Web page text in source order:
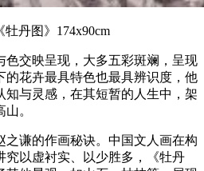
丹图》174x90cm
色交映呈现，大多五彩斑斓，呈现
的花卉最具特色也最具辨识度，他
知与灵感，在其短暂的人生中，架
。
之谦的作画秘诀。中国文人画在构
究以虚衬实、以少胜多，《牡丹